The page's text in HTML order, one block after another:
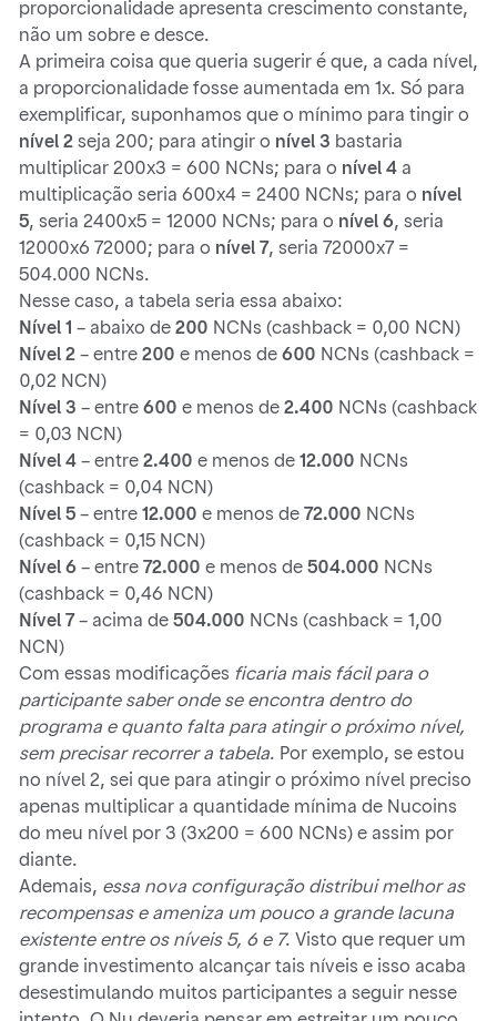
proporcionalidade apresenta crescimento constante,
não um sobre e desce.
A primeira coisa que queria sugerir é que, a cada nível,
a proporcionalidade fosse aumentada em 1x. Só para
exemplificar, suponhamos que o mínimo para tingir o
nível 2 seja 200; para atingir o nível 3 bastaria
multiplicar 200x3 = 600 NCNs; para o nível 4 a
multiplicação seria 600x4 = 2400 NCNs; para o nível
5, seria 2400x5 = 12000 NCNs; para o nível 6, seria
12000x6 72000; para o nível 7, seria 72000x7 =
504.000 NCNs.
Nesse caso, a tabela seria essa abaixo:
Nível 1 – abaixo de 200 NCNs (cashback = 0,00 NCN)
Nível 2 – entre 200 e menos de 600 NCNs (cashback =
0,02 NCN)
Nível 3 – entre 600 e menos de 2.400 NCNs (cashback
= 0,03 NCN)
Nível 4 – entre 2.400 e menos de 12.000 NCNs
(cashback = 0,04 NCN)
Nível 5 – entre 12.000 e menos de 72.000 NCNs
(cashback = 0,15 NCN)
Nível 6 – entre 72.000 e menos de 504.000 NCNs
(cashback = 0,46 NCN)
Nível 7– acima de 504.000 NCNs (cashback = 1,00
NCN)
Com essas modificações ficaria mais fácil para o
participante saber onde se encontra dentro do
programa e quanto falta para atingir o próximo nível,
sem precisar recorrer a tabela. Por exemplo, se estou
no nível 2, sei que para atingir o próximo nível preciso
apenas multiplicar a quantidade mínima de Nucoins
do meu nível por 3 (3x200 = 600 NCNs) e assim por
diante.
Ademais, essa nova configuração distribui melhor as
recompensas e ameniza um pouco a grande lacuna
existente entre os níveis 5, 6 e 7. Visto que requer um
grande investimento alcançar tais níveis e isso acaba
desestimulando muitos participantes a seguir nesse